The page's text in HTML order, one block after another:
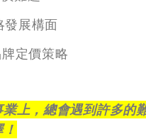
發展構面
定價策略
上，總會遇到許多的